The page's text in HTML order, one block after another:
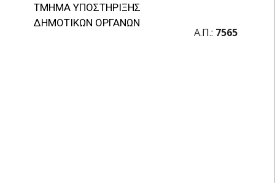
ΤΜΗΜΑ ΥΠΟΣΤΗΡΙΞΗΣ
ΔΗΜΟΤΙΚΩΝ ΟΡΓΑΝΩΝ
Α.Π.: 7565